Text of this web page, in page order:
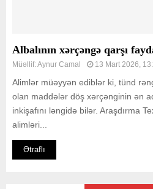
Albalının xərçəngə qarşı
Müəllif:Aynur Camal 13 Mart 2026,
Alimlər müəyyən ediblər ki, tünd
olan maddələr döş xərçənginin ən
inkişafını ləngidə bilər. Araşdırma
alimləri...
Ətraflı